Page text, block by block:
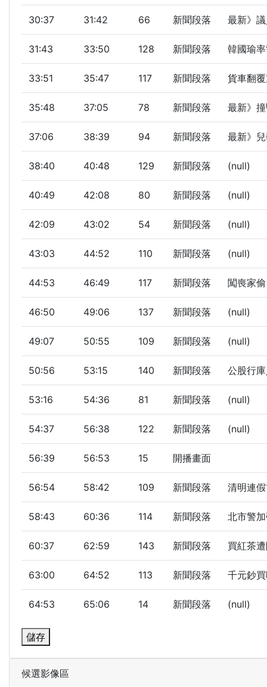
30:37 31:42 66 新聞段落 最新》
31:43 33:50 128 新聞段落 韓國瑜
33:51 35:47 117 新聞段落 貨車翻
35:48 37:05 78 新聞段落 最新》
37:06 38:39 94 新聞段落 最新》
38:40 40:48 129 新聞段落 (null)
40:49 42:08 80 新聞段落 (null)
42:09 43:02 54 新聞段落 (null)
43:03 44:52 110 新聞段落 (null)
44:53 46:49 117 新聞段落 闖喪家
46:50 49:06 137 新聞段落 (null)
49:07 50:55 109 新聞段落 (null)
50:56 53:15 140 新聞段落 公股行
53:16 54:36 81 新聞段落 (null)
54:37 56:38 122 新聞段落 (null)
56:39 56:53 15 開播畫面
56:54 58:42 109 新聞段落 清明連
58:43 60:36 114 新聞段落 北市警
60:37 62:59 143 新聞段落 買紅茶
63:00 64:52 113 新聞段落 千元鈔
64:53 65:06 14 新聞段落 (null)
儲存
候選影像區